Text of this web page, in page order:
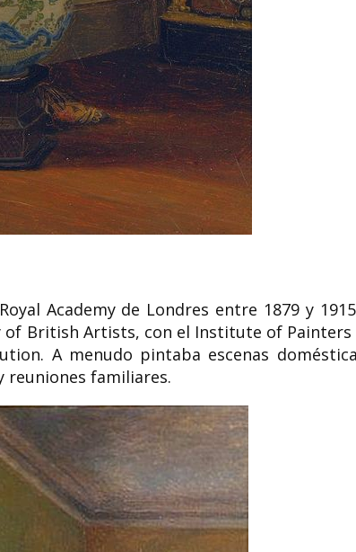
Academy de Londres entre 1879 y
of British Artists, con el Institute of Painters
A menudo pintaba escenas
reuniones familiares.